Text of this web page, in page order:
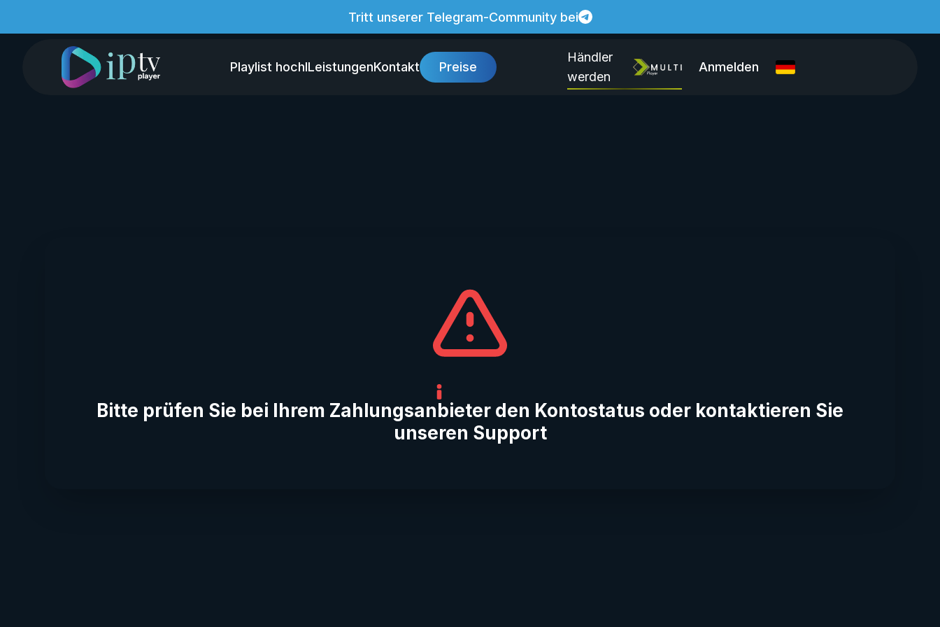
Tritt unserer Telegram-Community bei
Playlist hochlLeistungenKontakt Preise
Händler
werden
Anmelden
Bitte prüfen Sie bei Ihrem Zahlungsanbieter den Kontostatus oder kontaktieren Sie
unseren Support